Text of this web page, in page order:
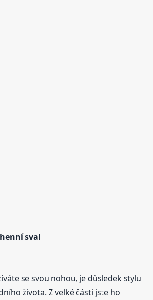
sval
se svou nohou, je důsledek stylu
života. Z velké části jste ho